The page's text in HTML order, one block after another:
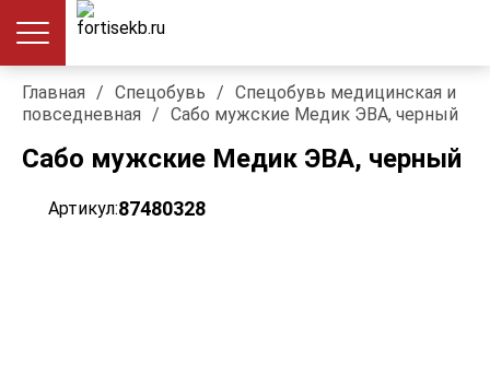
Главная / Спецобувь / Спецобувь медицинская и
повседневная / Сабо мужские Медик ЭВА, черный
Сабо мужские Медик ЭВА, черный
Артикул:87480328